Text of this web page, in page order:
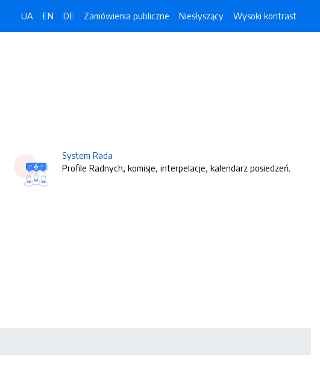
UA EN DE Zamówienia publiczne Niesłyszący Wysoki kontrast
System Rada
Profile Radnych, komisje, interpelacje, kalendarz posiedzeń.